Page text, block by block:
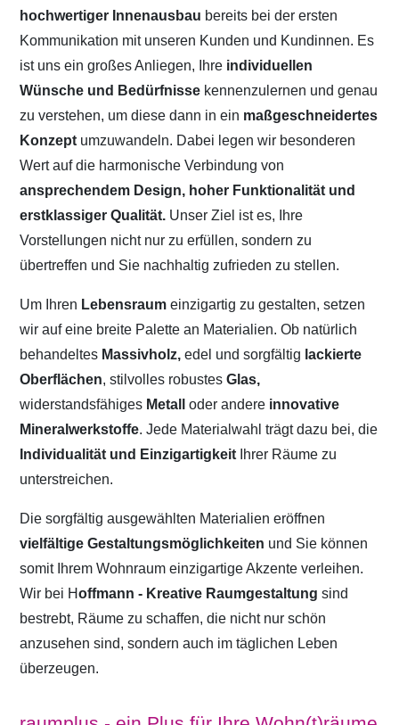
hochwertiger Innenausbau bereits bei der ersten
Kommunikation mit unseren Kunden und Kundinnen. Es
ist uns ein großes Anliegen, Ihre individuellen
Wünsche und Bedürfnisse kennenzulernen und genau
zu verstehen, um diese dann in ein maßgeschneidertes
Konzept umzuwandeln. Dabei legen wir besonderen
Wert auf die harmonische Verbindung von
ansprechendem Design, hoher Funktionalität und
erstklassiger Qualität. Unser Ziel ist es, Ihre
Vorstellungen nicht nur zu erfüllen, sondern zu
übertreffen und Sie nachhaltig zufrieden zu stellen.
Um Ihren Lebensraumeinzigartig zu gestalten, setzen
wir auf eine breite Palette an Materialien. Ob natürlich
behandeltes Massivholz, edel und sorgfältig lackierte
Oberflächen, stilvolles robustesGlas,
widerstandsfähiges Metalloder andere innovative
Mineralwerkstoffe. Jede Materialwahl trägt dazu bei, die
Individualität und Einzigartigkeit Ihrer Räume zu
unterstreichen.
Die sorgfältig ausgewählten Materialien eröffnen
vielfältige Gestaltungsmöglichkeiten und Sie können
somit Ihrem Wohnraum einzigartige Akzente verleihen.
Wir bei Hoffmann - Kreative Raumgestaltung sind
bestrebt, Räume zu schaffen, die nicht nur schön
anzusehen sind, sondern auch im täglichen Leben
überzeugen.